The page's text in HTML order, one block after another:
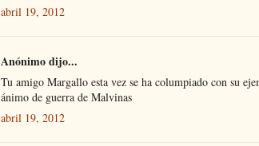
abril 19, 2012
Anónimo dijo...
Tu amigo Margallo esta vez se ha columpiado con su
ánimo de guerra de Malvinas
abril 19, 2012